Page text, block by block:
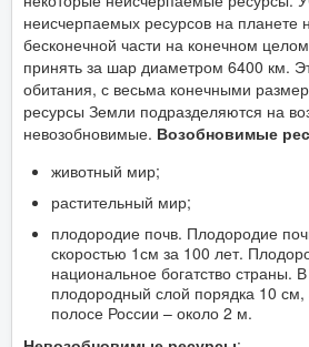
неисчерпаемых ресурсов на планете
бесконечной части на конечном
принять за шар диаметром 6400 км.
обитания, с весьма конечными
ресурсы Земли подразделяются на
невозобновимые. Возобновимые
животный мир;
растительный мир;
плодородие почв. Плодородие
скоростью 1см за 100 лет.
национальное богатство страны.
плодородный слой порядка 10
полосе России – около 2 м.